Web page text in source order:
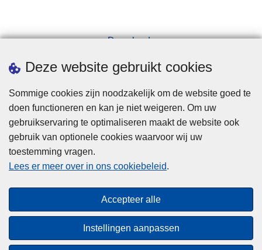
Deze website gebruikt cookies
Sommige cookies zijn noodzakelijk om de website goed te
doen functioneren en kan je niet weigeren. Om uw
gebruikservaring te optimaliseren maakt de website ook
gebruik van optionele cookies waarvoor wij uw
toestemming vragen.
Lees er meer over in ons cookiebeleid.
Accepteer alle
Instellingen aanpassen
Downloads
Privacy
Cookies
Toegankelijkheid
© 2026 Politie.be